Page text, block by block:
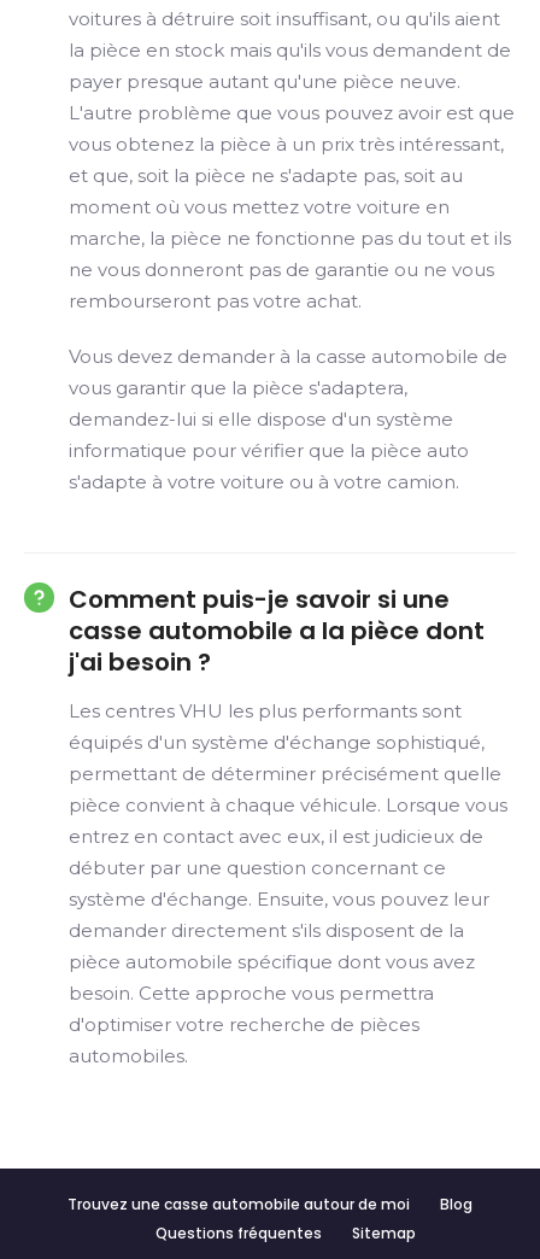
voitures à détruire soit insuffisant, ou qu'ils aient
la pièce en stock mais qu'ils vous demandent de
payer presque autant qu'une pièce neuve.
L'autre problème que vous pouvez avoir est que
vous obtenez la pièce à un prix très intéressant,
et que, soit la pièce ne s'adapte pas, soit au
moment où vous mettez votre voiture en
marche, la pièce ne fonctionne pas du tout et ils
ne vous donneront pas de garantie ou ne vous
rembourseront pas votre achat.
Vous devez demander à la casse automobile de
vous garantir que la pièce s'adaptera,
demandez-lui si elle dispose d'un système
informatique pour vérifier que la pièce auto
s'adapte à votre voiture ou à votre camion.
Comment puis-je savoir si une
casse automobile a la pièce dont
j'ai besoin ?
Les centres VHU les plus performants sont
équipés d'un système d'échange sophistiqué,
permettant de déterminer précisément quelle
pièce convient à chaque véhicule. Lorsque vous
entrez en contact avec eux, il est judicieux de
débuter par une question concernant ce
système d'échange. Ensuite, vous pouvez leur
demander directement s'ils disposent de la
pièce automobile spécifique dont vous avez
besoin. Cette approche vous permettra
d'optimiser votre recherche de pièces
automobiles.
Trouvez une casse automobile autour de moi
Blog
Questions fréquentes
Sitemap